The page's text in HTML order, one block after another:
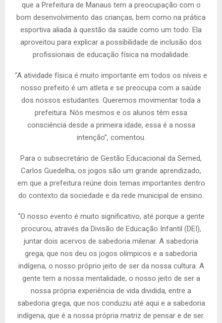
que a Prefeitura de Manaus tem a preocupação com o
bom desenvolvimento das crianças, bem como na prática
esportiva aliada à questão da saúde como um todo. Ela
aproveitou para explicar a possibilidade de inclusão dos
profissionais de educação física na modalidade.
“A atividade física é muito importante em todos os níveis e
nosso prefeito é um atleta e se preocupa com a saúde
dos nossos estudantes. Queremos movimentar toda a
prefeitura. Nós mesmos e os alunos têm essa
consciência desde a primeira idade, essa é a nossa
intenção”, comentou.
Para o subsecretário de Gestão Educacional da Semed,
Carlos Guedelha, os jogos são um grande aprendizado,
em que a prefeitura reúne dois temas importantes dentro
do contexto da sociedade e da rede municipal de ensino.
“O nosso evento é muito significativo, até porque a gente
procurou, através da Divisão de Educação Infantil (DEI),
juntar dois acervos de sabedoria milenar. A sabedoria
grega, que nos deu os jogos olímpicos e a sabedoria
indígena, o nosso próprio jeito de ser da nossa cultura. A
gente tem a nossa mentalidade, o nosso jeito de ser a
nossa própria experiência de vida dividida, entre a
sabedoria grega, que nos conduziu até aqui e a sabedoria
indígena, que é a nossa própria matriz de pensar e de ser.